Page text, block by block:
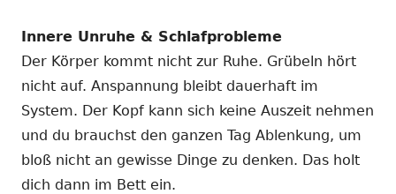
Innere Unruhe & Schlafprobleme
Der Körper kommt nicht zur Ruhe. Grübeln hört
nicht auf. Anspannung bleibt dauerhaft im
System. Der Kopf kann sich keine Auszeit nehmen
und du brauchst den ganzen Tag Ablenkung, um
bloß nicht an gewisse Dinge zu denken. Das holt
dich dann im Bett ein.